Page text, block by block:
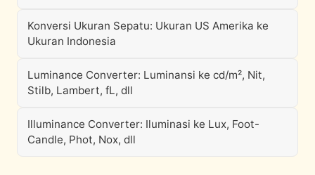
Konversi Ukuran Sepatu: Ukuran US Amerika ke
Ukuran Indonesia
Luminance Converter: Luminansi ke cd/m², Nit,
Stilb, Lambert, fL, dll
Illuminance Converter: Iluminasi ke Lux, Foot-
Candle, Phot, Nox, dll